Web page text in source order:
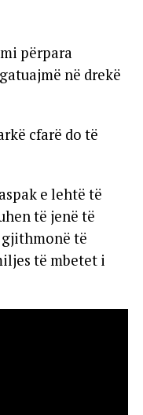
përpara
në drekë
cfarë do të
e lehtë të
të jenë të
të
të mbetet i